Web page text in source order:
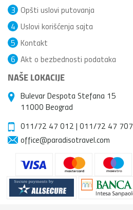
Opšti uslovi putovanja
3
Uslovi korišćenja sajta
4
Kontakt
5
Akt o bezbednosti podataka
6
NAŠE LOKACIJE
Bulevar Despota Stefana 15
11000 Beograd
011/72 47 012 | 011/72 47 707
office@paradisotravel.com